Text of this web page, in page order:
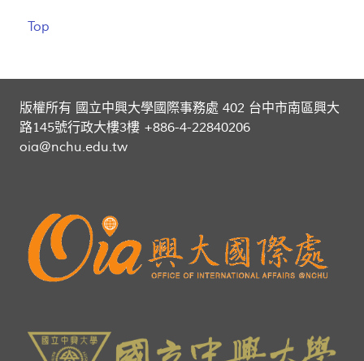
Top
版權所有 國立中興大學國際事務處 402 台中市南區興大
路145號行政大樓3樓 +886-4-22840206
oia@nchu.edu.tw